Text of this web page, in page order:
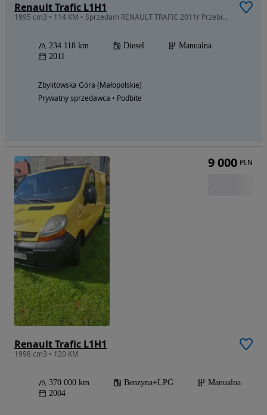
Renault Trafic L1H1
1995 cm3 • 114 KM • Sprzedam RENAULT TRAFIC 2011r Przebieg 234tys diesel 1995c2 114KM 9
234 118 km Diesel
Manualna
2011
Zbylitowska Góra (Małopolskie)
Prywatny sprzedawca • Podbite
Renault Trafic L1H1
1998 cm3 • 120 KM
370 000 km Benzyna+LPG
Manualna
2004
9 000 PLN